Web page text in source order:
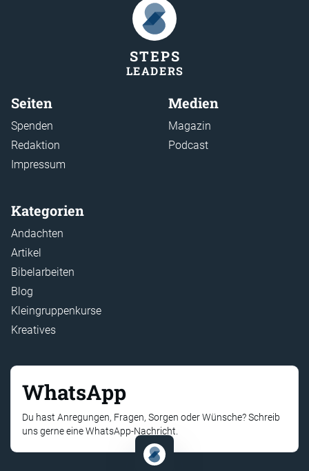
STEPS
LEADERS
Seiten
Spenden
Redaktion
Impressum
Medien
Magazin
Podcast
Kategorien
Andachten
Artikel
Bibelarbeiten
Blog
Kleingruppenkurse
Kreatives
WhatsApp
Du hast Anregungen, Fragen, Sorgen oder Wünsche? Schreib
uns gerne eine WhatsApp-Nachricht.